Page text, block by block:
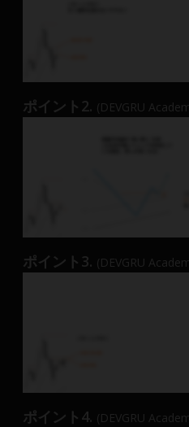
ポイント2. (DEVGRU
ポイント3. (DEVGRU
ポイント4. (DEVGRU